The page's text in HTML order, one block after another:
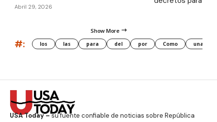
Abril 29, 2026
Show More
#: los las para del por Como una
USA Today –su fuente confiable de noticias sobre República